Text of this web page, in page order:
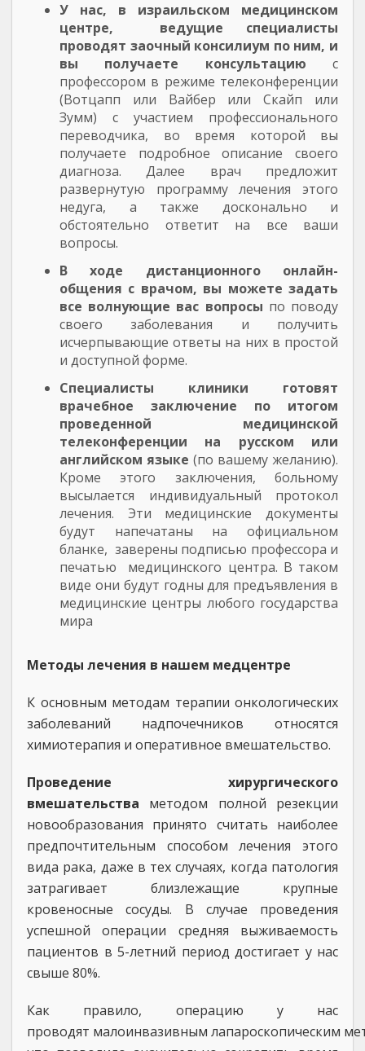
У нас, в израильском медицинском
центре, ведущие специалисты
проводят заочный консилиум по ним, и
вы получаете консультацию с
профессором в режиме телеконференции
(Вотцапп или Вайбер или Скайп или
Зумм) с участием профессионального
переводчика, во время которой вы
получаете подробное описание своего
диагноза. Далее врач предложит
развернутую программу лечения этого
недуга, а также досконально и
обстоятельно ответит на все ваши
вопросы.
В ходе дистанционного онлайн-
общения с врачом, вы можете задать
все волнующие вас вопросы по поводу
своего заболевания и получить
исчерпывающие ответы на них в простой
и доступной форме.
Специалисты клиники готовят
врачебное заключение по итогом
проведенной медицинской
телеконференции на русском или
английском языке (по вашему желанию).
Кроме этого заключения, больному
высылается индивидуальный протокол
лечения. Эти медицинские документы
будут напечатаны на официальном
бланке, заверены подписью профессора и
печатью медицинского центра. В таком
виде они будут годны для предъявления в
медицинские центры любого государства
мира
Методы лечения в нашем медцентре
К основным методам терапии онкологических
заболеваний надпочечников относятся
химиотерапия и оперативное вмешательство.
Проведение хирургического
вмешательства методом полной резекции
новообразования принято считать наиболее
предпочтительным способом лечения этого
вида рака, даже в тех случаях, когда патология
затрагивает близлежащие крупные
кровеносные сосуды. В случае проведения
успешной операции средняя выживаемость
пациентов в 5-летний период достигает у нас
свыше 80%.
Как правило, операцию у нас
проводят малоинвазивным лапароскопическим